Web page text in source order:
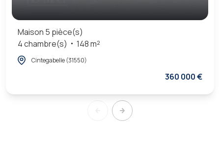
Maison 5 pièce(s)
4 chambre(s)
148 m²
Cintegabelle (31550)
360 000 €